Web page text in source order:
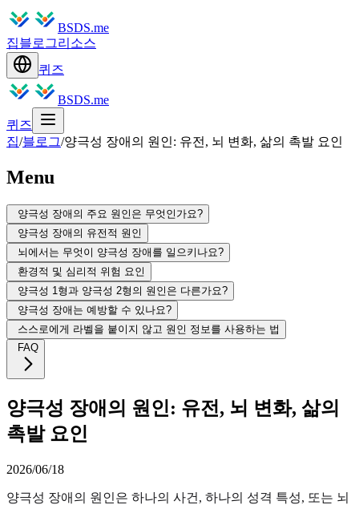
BSDS.me
집블로그리소스
퀴즈
BSDS.me
퀴즈
집/블로그/양극성 장애의 원인: 유전, 뇌 변화, 삶의 촉발 요인
Menu
양극성 장애의 주요 원인은 무엇인가요?
양극성 장애의 유전적 원인
뇌에서는 무엇이 양극성 장애를 일으키나요?
환경적 및 심리적 위험 요인
양극성 1형과 양극성 2형의 원인은 다른가요?
양극성 장애는 예방할 수 있나요?
스스로에게 라벨을 붙이지 않고 원인 정보를 사용하는 법
FAQ
양극성 장애의 원인: 유전, 뇌 변화, 삶의
촉발 요인
2026/06/18
양극성 장애의 원인은 하나의 사건, 하나의 성격 특성, 또는 뇌